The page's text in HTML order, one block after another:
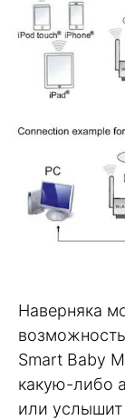
Наверняка
Smart Baby
какую-либо
или услышит